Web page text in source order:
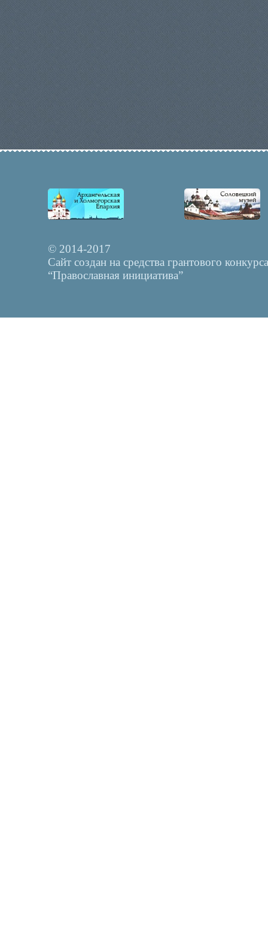
© 2014-2017
Сайт создан на средства грантового конкурса
“Православная инициатива”